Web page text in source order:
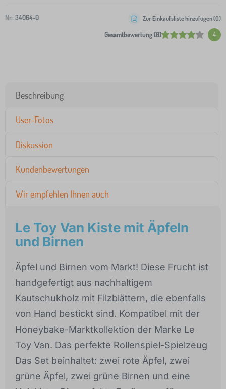
Nr.: 34064-0
Gesamtbewertung (0) 4
Zur Einkaufsliste hinzufügen (0)
Beschreibung
User-Fotos
Diskussion
Kundenbewertungen
Wir empfehlen Ihnen auch
Le Toy Van Kiste mit Äpfeln
und Birnen
Äpfel und Birnen vom Markt! Diese Frucht ist
handgefertigt aus nachhaltigem
Kautschukholz mit Filzblättern, die ebenfalls
von Hand bestickt sind. Kompatibel mit der
Honeybake-Marktkollektion der Marke Le
Toy Van. Das perfekte Rollenspiel-Spielzeug
Das Set beinhaltet: zwei rote Äpfel, zwei
grüne Äpfel, zwei grüne Birnen und eine